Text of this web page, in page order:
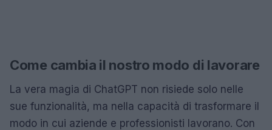
Come cambia il nostro modo di lavorare
La vera magia di ChatGPT non risiede solo nelle
sue funzionalità, ma nella capacità di trasformare il
modo in cui aziende e professionisti lavorano. Con